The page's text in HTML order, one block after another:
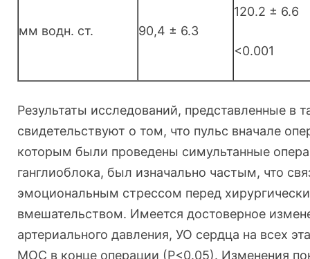
мм водн. ст. 90,4 ± 6.3
120.2 ± 6.6
<0.001
Результаты исследований, представленные в
свидетельствуют о том, что пульс вначале
которым были проведены симультанные
ганглиоблока, был изначально частым, что
эмоциональным стрессом перед
вмешательством. Имеется достоверное
артериального давления, УО сердца на всех
МОС в конце операции (Р<0.05). Изменения